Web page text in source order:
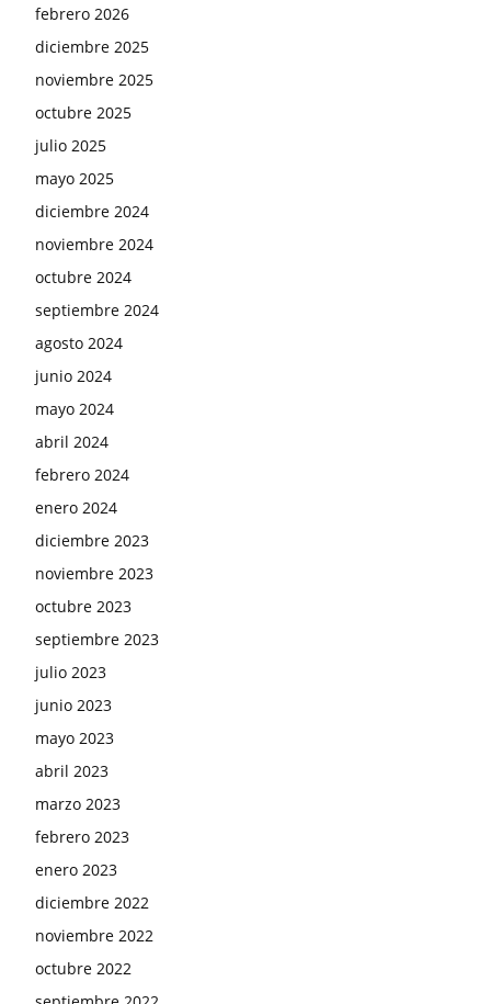
febrero 2026
diciembre 2025
noviembre 2025
octubre 2025
julio 2025
mayo 2025
diciembre 2024
noviembre 2024
octubre 2024
septiembre 2024
agosto 2024
junio 2024
mayo 2024
abril 2024
febrero 2024
enero 2024
diciembre 2023
noviembre 2023
octubre 2023
septiembre 2023
julio 2023
junio 2023
mayo 2023
abril 2023
marzo 2023
febrero 2023
enero 2023
diciembre 2022
noviembre 2022
octubre 2022